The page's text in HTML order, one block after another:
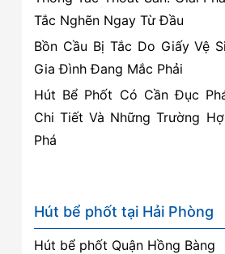
Tắc Nghẽn Ngay Từ Đầu
Bồn Cầu Bị Tắc Do Giấy Vệ
Gia Đình Đang Mắc Phải
Hút Bể Phốt Có Cần Đục
Chi Tiết Và Những Trường
Phá
Hút bể phốt tại Hải Phòng
Hút bể phốt Quận Hồng Bàng